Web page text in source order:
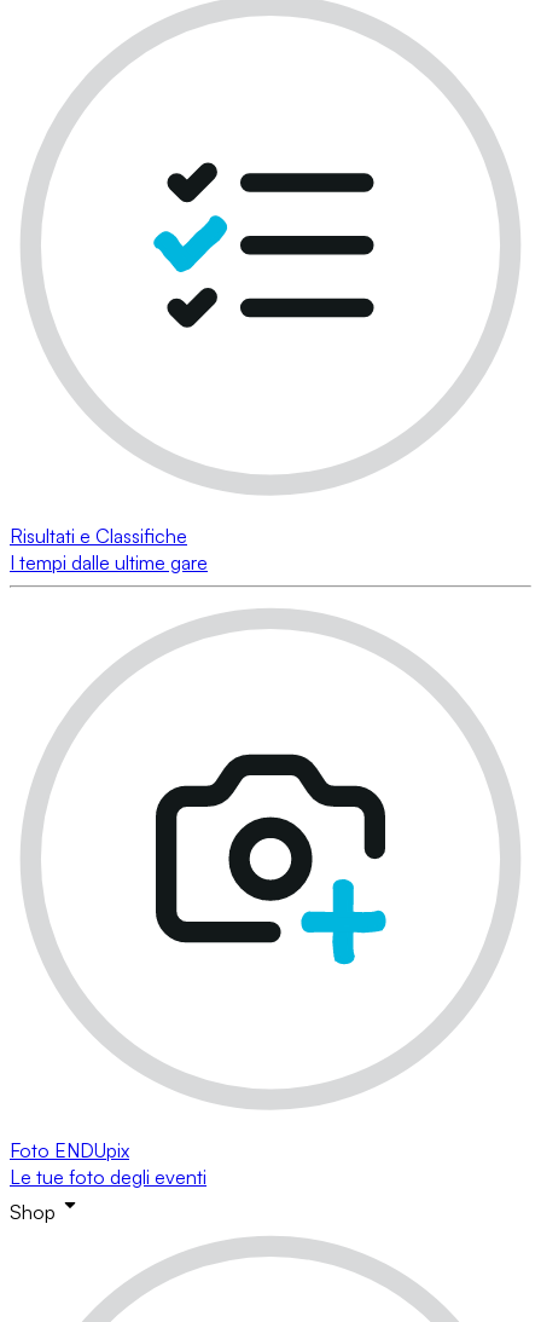
Risultati e Classifiche
I tempi dalle ultime gare
Foto ENDUpix
Le tue foto degli eventi
Shop